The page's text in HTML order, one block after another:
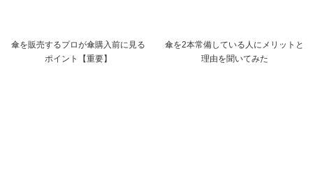
傘を販売するプロが傘購入前に見る
ポイント【重要】
傘を2本常備している人にメリットと
理由を聞いてみた